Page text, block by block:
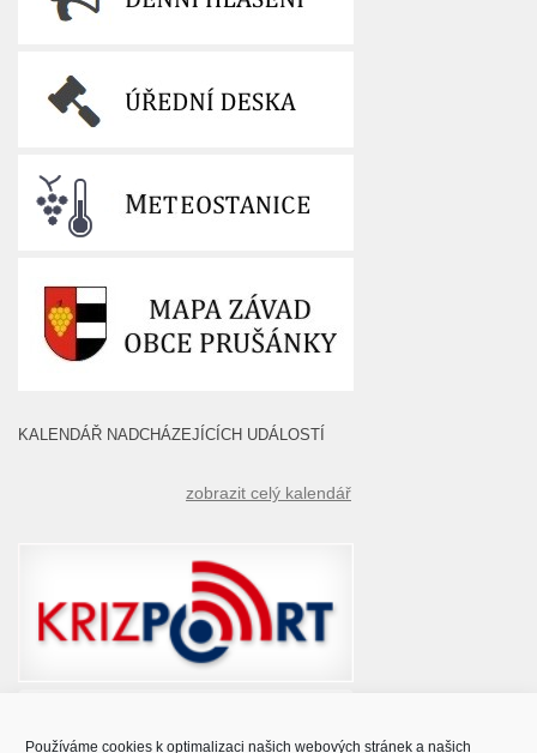
Používáme cookies k optimalizaci našich webových stránek a našich
KALENDÁŘ NADCHÁZEJÍCÍCH UDÁLOSTÍ
zobrazit celý kalendář